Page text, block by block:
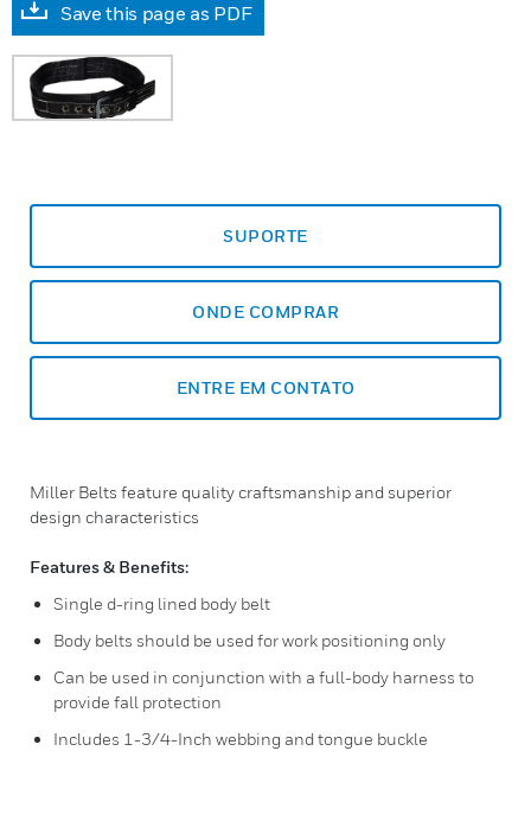
Save this page as PDF
SUPORTE
ONDE COMPRAR
ENTRE EM CONTATO
Miller Belts feature quality craftsmanship and superior
design characteristics
Features & Benefits:
Single d-ring lined body belt
Body belts should be used for work positioning only
Can be used in conjunction with a full-body harness to
provide fall protection
Includes 1-3/4-Inch webbing and tongue buckle